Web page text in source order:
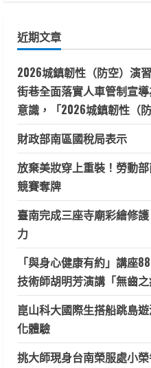
字:
近期文章
2026城鎮韌性（防空）演
街巷全面落實人車管制宣
意識，「2026城鎮韌性（防
財政部南區國稅局表示
放棄美妝穿上重裝！勞動
競賽奪牌
臺南完成三座寺廟彩繪修
力
「與身心健康有約」講座
技術師胡明芳演講「無齒
崑山科大國際生搭船跳島
化體驗
挑大師現身台南榮服處小